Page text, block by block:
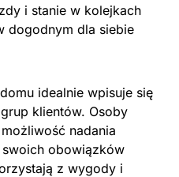
i stanie w kolejkach
dogodnym dla siebie
idealnie wpisuje się
klientów. Osoby
nadania
swoich obowiązków
z wygody i